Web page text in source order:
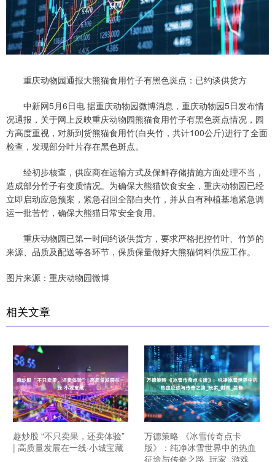
重庆动物园通报大熊猫食用竹子有黑色斑点：已约谈供货方
中新网5月6日电 据重庆动物园微博消息，重庆动物园5日发布情
况通报，关于网上反映重庆动物园熊猫食用竹子有黑色斑点情况，园
方高度重视，对新到货熊猫食用竹(白夹竹，共计100公斤)进行了全面
检查，发现部分叶片存在黑色斑点。
经初步核查，供应商在运输方式及保鲜存储措施方面处理不当，
造成部分竹子有变质情况。为确保大熊猫饮食安全，重庆动物园已经
立即启动应急预案，紧急召回全部白夹竹，并从自有种植基地紧急调
运一批苦竹，确保大熊猫日常安全食用。
重庆动物园已第一时间约谈供货方，要求严格把控竹叶、竹笋的
来源、品质及配送等各环节，保质保量做好大熊猫饲料供应工作。
图片来源：重庆动物园微博
相关文章
趣炒股 “不只卖果，还卖体验”
| 高质量发展在一线·小城宝藏
万德策略 《冰雪传奇点卡
版》：纯净冰雪世界中的热血
征途与传奇之路_玩家_游戏_